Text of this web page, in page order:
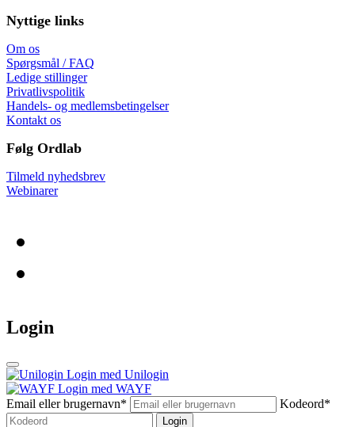
Nyttige links
Om os
Spørgsmål / FAQ
Ledige stillinger
Privatlivspolitik
Handels- og medlemsbetingelser
Kontakt os
Følg Ordlab
Tilmeld nyhedsbrev
Webinarer
Login
Login med Unilogin
Login med WAYF
Email eller brugernavn*
Kodeord*